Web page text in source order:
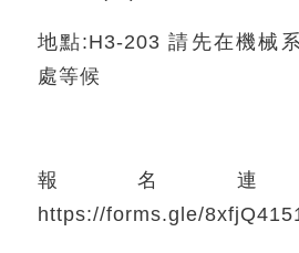
地點:H3-203 請先在機械
處等候
報名連
https://forms.gle/